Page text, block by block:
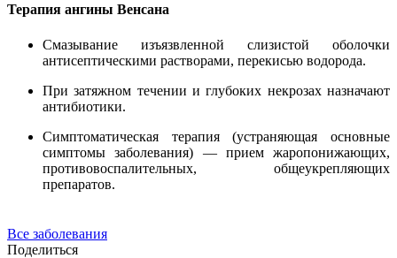
Терапия ангины Венсана
Смазывание изъязвленной слизистой оболочки
антисептическими растворами, перекисью водорода.
При затяжном течении и глубоких некрозах назначают
антибиотики.
Симптоматическая терапия (устраняющая основные
симптомы заболевания) — прием жаропонижающих,
противовоспалительных, общеукрепляющих
препаратов.
Все заболевания
Поделиться